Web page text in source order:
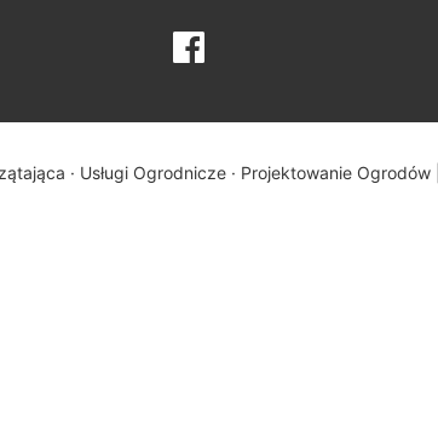
· Usługi Ogrodnicze · Projektowanie Ogrodów |